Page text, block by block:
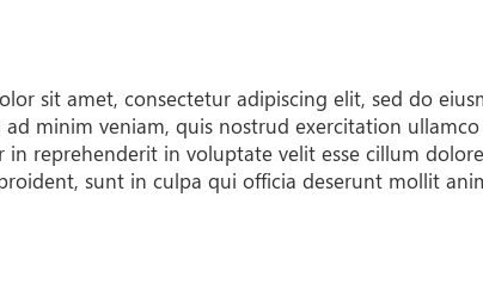
sit amet, consectetur adipiscing elit, sed do
minim veniam, quis nostrud exercitation
in reprehenderit in voluptate velit esse cillum
sunt in culpa qui officia deserunt mollit